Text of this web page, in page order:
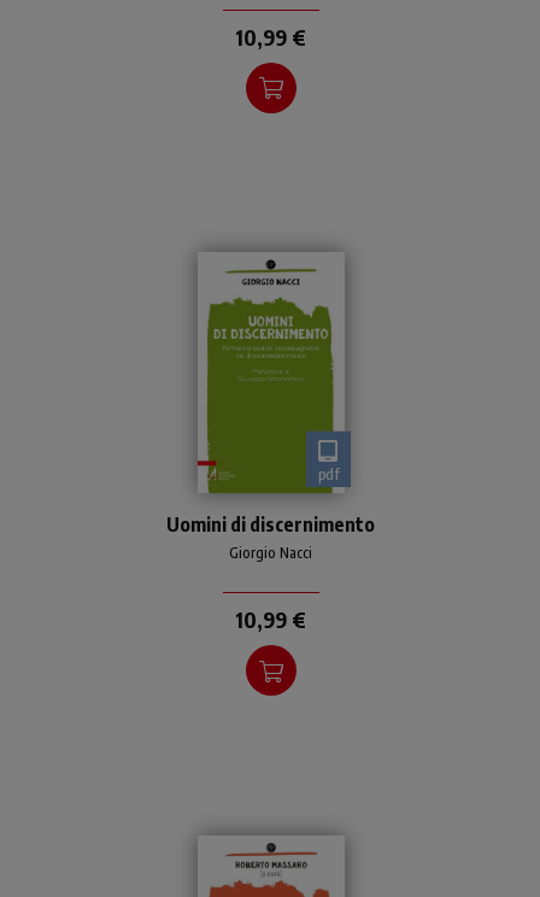
discernimento
10,99 €
pdf
formazione affinché i
presbiteri sappiano
discernimento
Uomini di discernimento
Giorgio Nacci
10,99 €